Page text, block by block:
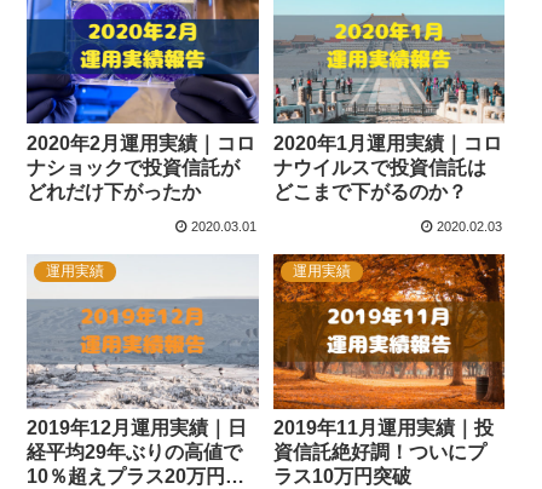
2020年2月運用実績｜コロ
ナショックで投資信託が
どれだけ下がったか
2020.03.01
2020年1月運用実績｜コロ
ナウイルスで投資信託は
どこまで下がるのか？
2020.02.03
運用実績
2019年12月運用実績｜日
経平均29年ぶりの高値で
10％超えプラス20万円突
運用実績
2019年11月運用実績｜投
資信託絶好調！ついにプ
ラス10万円突破